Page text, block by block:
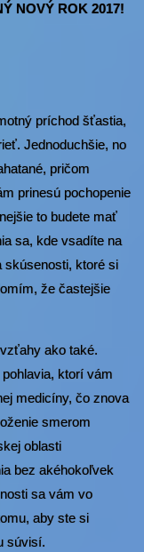
NOVÝ ROK 2017!
príchod šťastia,
Jednoduchšie, no
pričom
prinesú pochopenie
to budete mať
sa, kde vsadíte na
skúsenosti, ktoré si
že častejšie
ako také.
ktorí vám
medicíny, čo znova
smerom
oblasti
bez akéhokoľvek
sa vám vo
aby ste si
súvisí.